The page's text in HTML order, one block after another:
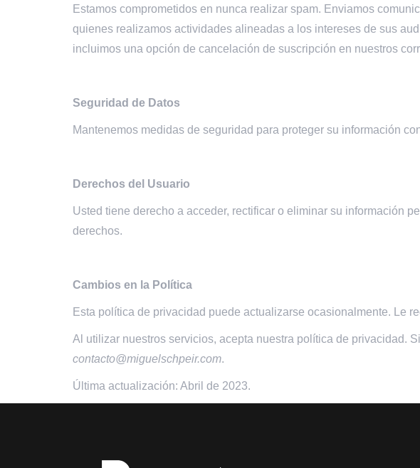
Estamos comprometidos en nunca realizar spam. Enviamos
quienes realizamos actividades alineadas a los intereses de sus
incluimos una opción de cancelación de suscripción en nuestros
Seguridad de Datos
Mantenemos medidas de seguridad para proteger su información
Derechos del Usuario
Usted tiene derecho a acceder, rectificar o eliminar su información
derechos.
Cambios en la Política
Esta política de privacidad puede actualizarse ocasionalmente. Le
Al utilizar nuestros servicios, acepta nuestra política de privacidad.
contacto@miguelschpeir.com.
Última actualización: Abril de 2023.